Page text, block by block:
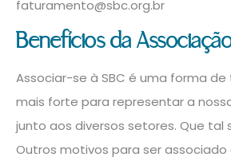
faturamento@sbc.org.br
Benefícios da
Associar-se à SBC é uma forma de
mais forte para representar a
junto aos diversos setores. Que tal
Outros motivos para ser associado